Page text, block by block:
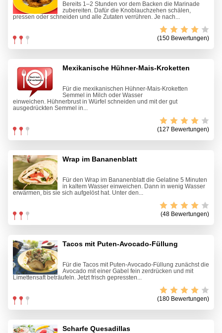
Bereits 1–2 Stunden vor dem Backen die Marinade
zubereiten. Dafür die Knoblauchzehen schälen,
pressen oder schneiden und alle Zutaten verrühren. Je nach...
(150 Bewertungen)
Mexikanische Hühner-Mais-Kroketten
Für die mexikanischen Hühner-Mais-Kroketten
Semmel in Milch oder Wasser
einweichen. Hühnerbrust in Würfel schneiden und mit der gut
ausgedrückten Semmel in...
(127 Bewertungen)
Wrap im Bananenblatt
Für den Wrap im Bananenblatt die Gelatine 5 Minuten
in kaltem Wasser einweichen. Dann in wenig Wasser
erwärmen, bis sie sich aufgelöst hat. Unter den...
(48 Bewertungen)
Tacos mit Puten-Avocado-Füllung
Für die Tacos mit Puten-Avocado-Füllung zunächst die
Avocado mit einer Gabel fein zerdrücken und mit
Limettensaft beträufeln. Jetzt frisch gepressten...
(180 Bewertungen)
Scharfe Quesadillas